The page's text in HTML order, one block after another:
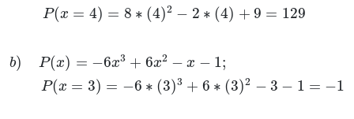
P(x = 4) = 8 ∗ (4)2 − 2 ∗ (4) + 9 = 129
b) P(x) = −6x3 + 6x2 − x − 1;
P(x = 3) = −6 ∗ (3)3 + 6 ∗ (3)2 − 3 − 1 = −